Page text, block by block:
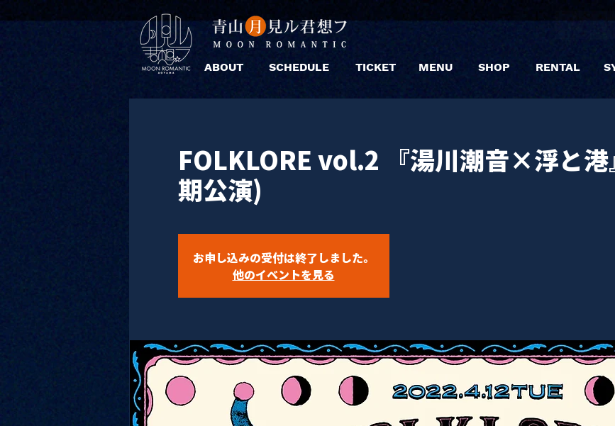
ABOUT SCHEDULE TICKET MENU SHOP RENTAL
FOLKLORE vol.2 『湯川潮音×浮と
期公演)
お申し込みの受付は終了しました。
他のイベントを見る